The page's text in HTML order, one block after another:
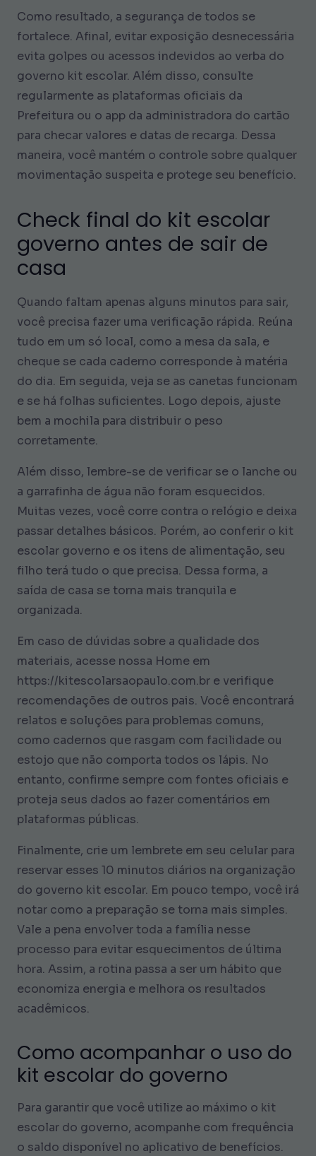
Como resultado, a segurança de todos se
fortalece. Afinal, evitar exposição desnecessária
evita golpes ou acessos indevidos ao verba do
governo kit escolar. Além disso, consulte
regularmente as plataformas oficiais da
Prefeitura ou o app da administradora do cartão
para checar valores e datas de recarga. Dessa
maneira, você mantém o controle sobre qualquer
movimentação suspeita e protege seu benefício.
Check final do kit escolar
governo antes de sair de
casa
Quando faltam apenas alguns minutos para sair,
você precisa fazer uma verificação rápida. Reúna
tudo em um só local, como a mesa da sala, e
cheque se cada caderno corresponde à matéria
do dia. Em seguida, veja se as canetas funcionam
e se há folhas suficientes. Logo depois, ajuste
bem a mochila para distribuir o peso
corretamente.
Além disso, lembre-se de verificar se o lanche ou
a garrafinha de água não foram esquecidos.
Muitas vezes, você corre contra o relógio e deixa
passar detalhes básicos. Porém, ao conferir o kit
escolar governo e os itens de alimentação, seu
filho terá tudo o que precisa. Dessa forma, a
saída de casa se torna mais tranquila e
organizada.
Em caso de dúvidas sobre a qualidade dos
materiais, acesse nossa Home em
https://kitescolarsaopaulo.com.br e verifique
recomendações de outros pais. Você encontrará
relatos e soluções para problemas comuns,
como cadernos que rasgam com facilidade ou
estojo que não comporta todos os lápis. No
entanto, confirme sempre com fontes oficiais e
proteja seus dados ao fazer comentários em
plataformas públicas.
Finalmente, crie um lembrete em seu celular para
reservar esses 10 minutos diários na organização
do governo kit escolar. Em pouco tempo, você irá
notar como a preparação se torna mais simples.
Vale a pena envolver toda a família nesse
processo para evitar esquecimentos de última
hora. Assim, a rotina passa a ser um hábito que
economiza energia e melhora os resultados
acadêmicos.
Como acompanhar o uso do
kit escolar do governo
Para garantir que você utilize ao máximo o kit
escolar do governo, acompanhe com frequência
o saldo disponível no aplicativo de benefícios.